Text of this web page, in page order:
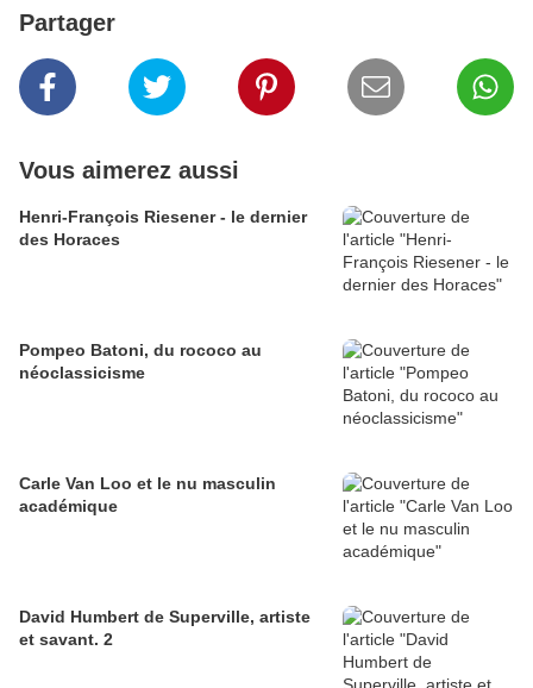
Partager
Vous aimerez aussi
Henri-François Riesener - le dernier
des Horaces
Pompeo Batoni, du rococo au
néoclassicisme
Carle Van Loo et le nu masculin
académique
David Humbert de Superville, artiste
et savant. 2